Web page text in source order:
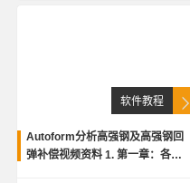
软件教程
Autoform分析高强钢及高强钢回
弹补偿视频资料 1. 第一章：各种